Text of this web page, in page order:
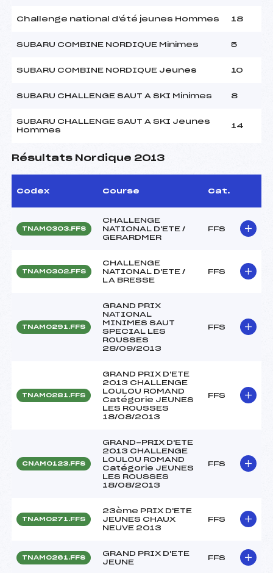
Challenge national d'été jeunes Hommes 18
SUBARU COMBINE NORDIQUE Minimes 5
SUBARU COMBINE NORDIQUE Jeunes 10
SUBARU CHALLENGE SAUT A SKI Minimes 8
SUBARU CHALLENGE SAUT A SKI Jeunes
Hommes
14
Résultats Nordique 2013
Codex Course Cat.
TNAM0303.FFS
CHALLENGE
NATIONAL D'ETE /
GERARDMER
FFS
TNAM0302.FFS
CHALLENGE
NATIONAL D'ETE /
LA BRESSE
FFS
TNAM0291.FFS
GRAND PRIX
NATIONAL
MINIMES SAUT
SPECIAL LES
ROUSSES
28/09/2013
FFS
TNAM0281.FFS
GRAND PRIX D'ETE
2013 CHALLENGE
LOULOU ROMAND
Catégorie JEUNES
LES ROUSSES
18/08/2013
FFS
CNAM0123.FFS
GRAND-PRIX D'ETE
2013 CHALLENGE
LOULOU ROMAND
Catégorie JEUNES
LES ROUSSES
18/08/2013
FFS
TNAM0271.FFS
23ème PRIX D'ETE
JEUNES CHAUX
NEUVE 2013
FFS
TNAM0261.FFS
GRAND PRIX D'ETE
JEUNE
FFS